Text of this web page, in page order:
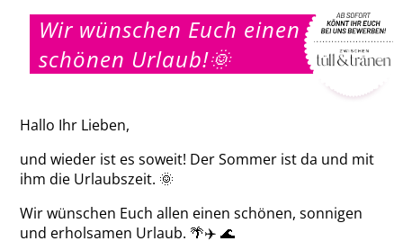
Wir wünschen Euch einen
schönen Urlaub!🌞
Hallo Ihr Lieben,
und wieder ist es soweit! Der Sommer ist da und mit
ihm die Urlaubszeit. 🌞
Wir wünschen Euch allen einen schönen, sonnigen
und erholsamen Urlaub. 🌴✈️ 🌊